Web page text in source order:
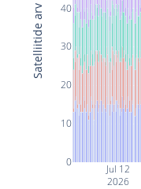
Jul 12
2026
0
10
20
30
40
Satelliitide arv